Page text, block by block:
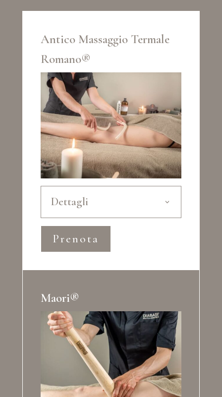
Antico Massaggio Termale
Romano®
Dettagli
Prenota
Maori®